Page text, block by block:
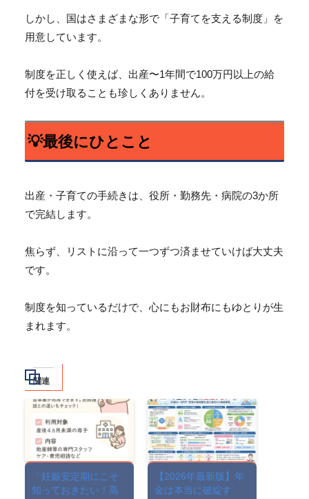
しかし、国はさまざまな形で「子育てを支える制度」
を
用意しています。
制度を正しく使えば、出産〜1年間で100万円以上の給
付を受け取ることも珍しくありません。
💡最後にひとこと
出産・子育ての手続きは、役所・勤務先・ 病院の3か所
で完結します。
焦らず、リストに沿って一つずつ済ませていけば大丈夫
です。
制度を知っているだけで、心にもお財布にもゆとりが生
まれます。
関連
「妊娠安定期にこそ
知っておきたい！高
【2026年最新版】年
金は本当に破綻す